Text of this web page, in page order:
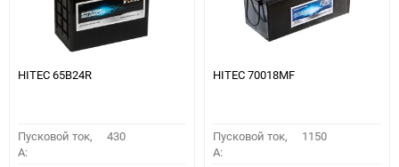
HITEC 65B24R
Пусковой ток,
A:
430
HITEC 70018MF
Пусковой ток,
A:
1150